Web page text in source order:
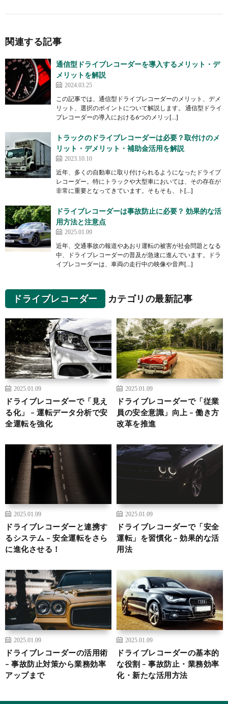
関連する記事
通信型ドライブレコーダーを導入するメリット・デ
メリットを解説
2024.03.25
この記事では、通信型ドライブレコーダーのメリット、デメ
リット、選択のポイントについて解説します。 通信型ドライ
ブレコーダーの導入における6つのメリッ[…]
トラックのドライブレコーダーは必要？取付けのメ
リット・デメリット・補助金活用を解説
2023.10.10
近年、多くの自動車に取り付けられるようになったドライブ
レコーダー。特にトラックや大型車においては、その存在が
非常に重要となってきています。そもそも、ト[…]
ドライブレコーダーは事故防止に必要？ 効果的な活
用方法と注意点
2025.01.09
近年、交通事故の報道やあおり運転の被害が社会問題となる
中、ドライブレコーダーの普及が急速に進んでいます。ドラ
イブレコーダーは、車両の走行中の映像や音声[…]
ドライブレコーダー カテゴリの最新記事
2025.01.09
ドライブレコーダーで「見え
る化」 – 運転データ分析で安
全運転を強化
2025.01.09
ドライブレコーダーで「従業
員の安全意識」向上 – 働き方
改革を推進
2025.01.09
ドライブレコーダーと連携す
るシステム – 安全運転をさら
に進化させる！
2025.01.09
ドライブレコーダーで「安全
運転」を習慣化 – 効果的な活
用法
2025.01.09
ドライブレコーダーの活用術
– 事故防止対策から業務効率
アップまで
2025.01.09
ドライブレコーダーの基本的
な役割 – 事故防止・業務効率
化・新たな活用方法